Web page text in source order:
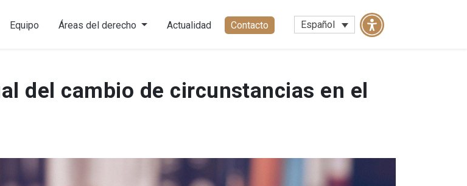
Equipo Áreas del derecho Actualidad Contacto Español
del cambio de circunstancias en el